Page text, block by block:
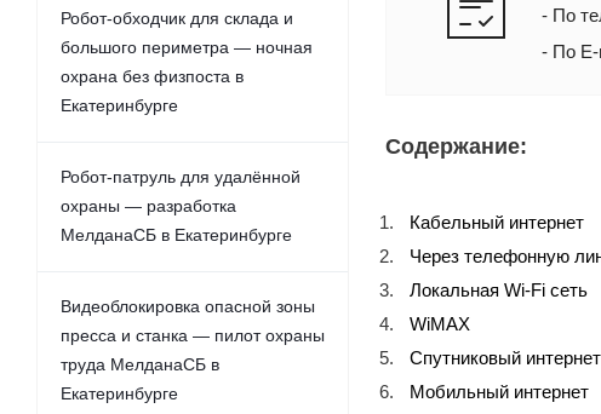
- По
- По E-
Содержание:
Кабельный интернет
Через телефонную
Локальная Wi-Fi сеть
WiMAX
Спутниковый интернет
Мобильный интернет
Робот-обходчик для склада и
большого периметра — ночная
охрана без физпоста в
Екатеринбурге
Робот-патруль для удалённой
охраны — разработка
МелданаСБ в Екатеринбурге
Видеоблокировка опасной зоны
пресса и станка — пилот охраны
труда МелданаСБ в
Екатеринбурге